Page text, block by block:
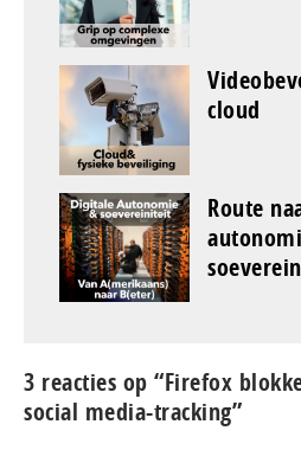
cloud
Route
3 reacties op “Firefox
social media-tracking”